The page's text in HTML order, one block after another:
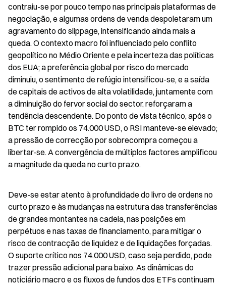
contraiu-se por pouco tempo nas principais plataformas de
negociação, e algumas ordens de venda despoletaram um
agravamento do slippage, intensificando ainda mais a
queda. O contexto macro foi influenciado pelo conflito
geopolítico no Médio Oriente e pela incerteza das políticas
dos EUA; a preferência global por risco do mercado
diminuiu, o sentimento de refúgio intensificou-se, e a saída
de capitais de activos de alta volatilidade, juntamente com
a diminuição do fervor social do sector, reforçaram a
tendência descendente. Do ponto de vista técnico, após o
BTC ter rompido os 74.000 USD, o RSI manteve-se elevado;
a pressão de correcção por sobrecompra começou a
libertar-se. A convergência de múltiplos factores amplificou
a magnitude da queda no curto prazo.
Deve-se estar atento à profundidade do livro de ordens no
curto prazo e às mudanças na estrutura das transferências
de grandes montantes na cadeia, nas posições em
perpétuos e nas taxas de financiamento, para mitigar o
risco de contracção de liquidez e de liquidações forçadas.
O suporte crítico nos 74.000 USD, caso seja perdido, pode
trazer pressão adicional para baixo. As dinâmicas do
noticiário macro e os fluxos de fundos dos ETFs continuam